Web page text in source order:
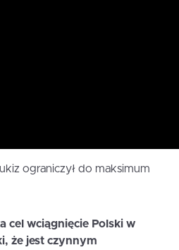
ograniczył do maksimum
cel wciągnięcie Polski w
że jest czynnym